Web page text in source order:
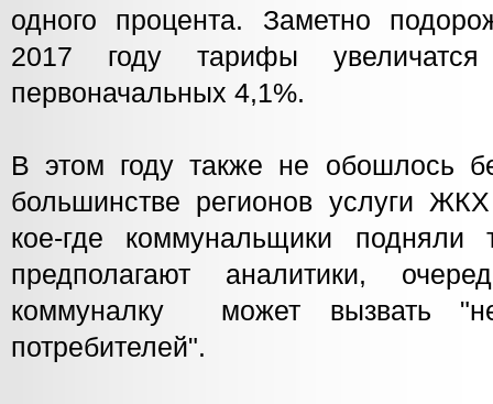
одного процента. Заметно
2017 году тарифы
первоначальных 4,1%.
В этом году также не обошлось
большинстве регионов услуги
кое-где коммунальщики
предполагают аналитики,
коммуналку может вызвать
потребителей".